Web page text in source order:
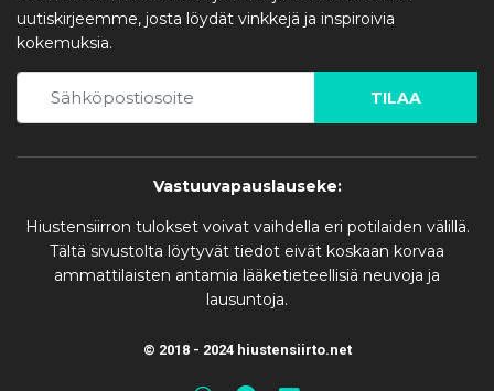
uutiskirjeemme, josta löydät vinkkejä ja inspiroivia
kokemuksia.
TILAA
Vastuuvapauslauseke:
Hiustensiirron tulokset voivat vaihdella eri potilaiden välillä.
Tältä sivustolta löytyvät tiedot eivät koskaan korvaa
ammattilaisten antamia lääketieteellisiä neuvoja ja
lausuntoja.
© 2018 - 2024 hiustensiirto.net